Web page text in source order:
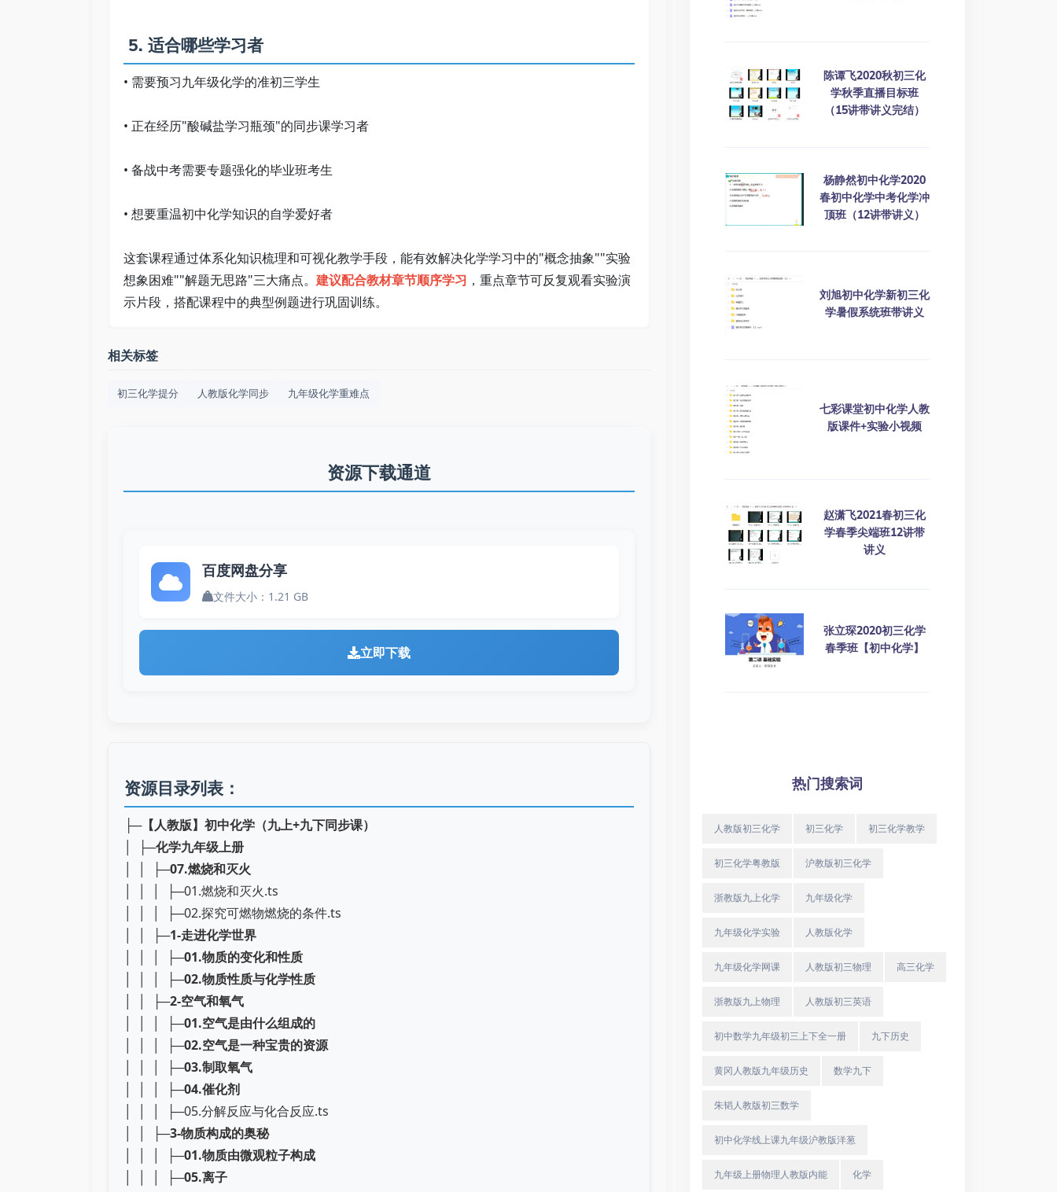
5. 适合哪些学习者
• 需要预习九年级化学的准初三学生
• 正在经历"酸碱盐学习瓶颈"的同步课学习者
• 备战中考需要专题强化的毕业班考生
• 想要重温初中化学知识的自学爱好者
这套课程通过体系化知识梳理和可视化教学手段，能有效解决化学学习中的"概念抽象""实验
想象困难""解题无思路"三大痛点。 建议配合教材章节顺序学习 ，重点章节可反复观看实验演
示片段，搭配课程中的典型例题进行巩固训练。
相关标签
初三化学提分 人教版化学同步 九年级化学重难点
资源下载通道
百度网盘分享
文件大小：1.21 GB
立即下载
资源目录列表：
├─【人教版】初中化学（九上+九下同步课）
│ ├─化学九年级上册
│ │ ├─07.燃烧和灭火
│ │ │ ├─01.燃烧和灭火.ts
│ │ │ ├─02.探究可燃物燃烧的条件.ts
│ │ ├─1-走进化学世界
│ │ │ ├─01.物质的变化和性质
│ │ │ ├─02.物质性质与化学性质
│ │ ├─2-空气和氧气
│ │ │ ├─01.空气是由什么组成的
│ │ │ ├─02.空气是一种宝贵的资源
│ │ │ ├─03.制取氧气
│ │ │ ├─04.催化剂
│ │ │ ├─05.分解反应与化合反应.ts
│ │ ├─3-物质构成的奥秘
│ │ │ ├─01.物质由微观粒子构成
│ │ │ ├─05.离子
陈谭飞2020秋初三化
学秋季直播目标班
（15讲带讲义完结）
杨静然初中化学2020
春初中化学中考化学冲
顶班（12讲带讲义）
刘旭初中化学新初三化
学暑假系统班带讲义
七彩课堂初中化学人教
版课件+实验小视频
赵潇飞2021春初三化
学春季尖端班12讲带
讲义
张立琛2020初三化学
春季班【初中化学】
热门搜索词
人教版初三化学 初三化学 初三化学教学
初三化学粤教版 沪教版初三化学
浙教版九上化学 九年级化学
九年级化学实验 人教版化学
九年级化学网课 人教版初三物理 高三化学
浙教版九上物理 人教版初三英语
初中数学九年级初三上下全一册 九下历史
黄冈人教版九年级历史 数学九下
朱韬人教版初三数学
初中化学线上课九年级沪教版洋葱
九年级上册物理人教版内能 化学